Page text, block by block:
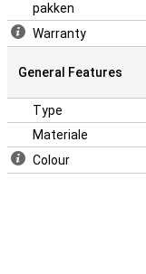
pakken
Warranty
General Features
Type
Materiale
Colour